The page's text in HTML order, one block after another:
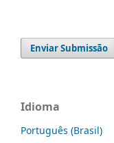
Enviar Submissão
Idioma
Português (Brasil)